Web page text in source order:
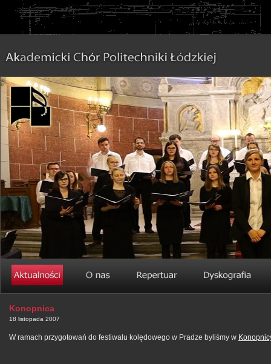
Konopnica
18 listopada 2007
W ramach przygotowań do festiwalu kolędowego w Pradze byliśmy w